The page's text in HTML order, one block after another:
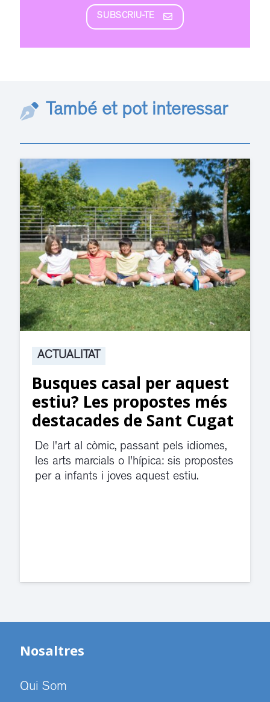
SUBSCRIU-TE
També et pot interessar
ACTUALITAT
Suspesa l’activitat als
jutjats de Rubí fins
divendres per una fuita
d’aigua
El servei de guàrdia i el jutjat de
violència de gènere s'han traslladat a
Nosaltres
Qui Som